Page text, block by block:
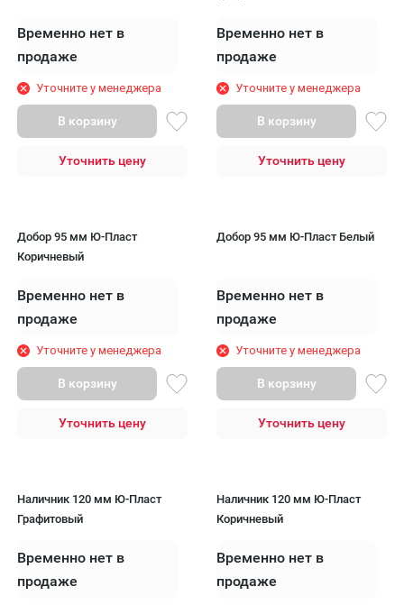
Временно нет в
продаже
Уточните у менеджера
В корзину
Уточнить цену
Временно нет в
продаже
Уточните у менеджера
В корзину
Уточнить цену
Добор 95 мм Ю-Пласт
Коричневый
Временно нет в
продаже
Уточните у менеджера
В корзину
Уточнить цену
Добор 95 мм Ю-Пласт Белый
Временно нет в
продаже
Уточните у менеджера
В корзину
Уточнить цену
Наличник 120 мм Ю-Пласт
Графитовый
Временно нет в
продаже
Наличник 120 мм Ю-Пласт
Коричневый
Временно нет в
продаже